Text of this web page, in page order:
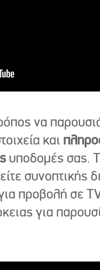
να
και
υποδομές σας.
συνοπτικής
προβολή σε
για